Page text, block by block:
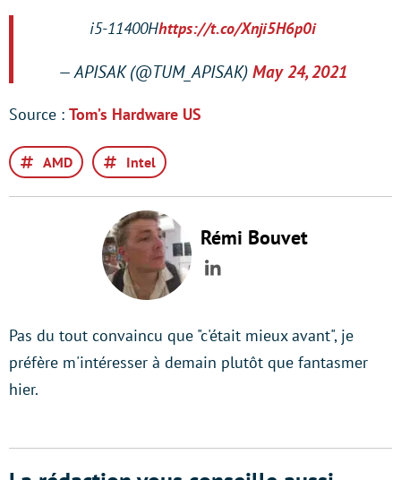
i5-11400Hhttps://t.co/Xnji5H6p0i
— APISAK (@TUM_APISAK) May 24, 2021
Source : Tom’s Hardware US
AMD Intel
Rémi Bouvet
LinkedIn
Pas du tout convaincu que "c'était mieux avant", je
préfère m'intéresser à demain plutôt que fantasmer
hier.